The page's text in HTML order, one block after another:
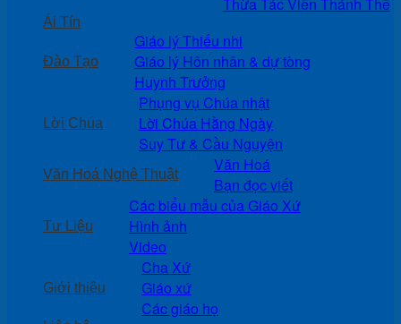
Ái Tín
Đào Tạo
Giáo lý Thiếu nhi
Giáo lý Hôn nhân & dự tòng
Huynh Trưởng
Lời Chúa
Phụng vụ Chúa nhật
Lời Chúa Hằng Ngày
Suy Tư & Cầu Nguyện
Văn Hoá Nghệ Thuật
Văn Hoá
Bạn đọc viết
Tư Liệu
Các biểu mẫu của Giáo Xứ
Hình ảnh
Video
Giới thiệu
Cha Xứ
Giáo xứ
Các giáo họ